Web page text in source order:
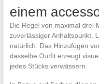
einem
Die Regel von maximal drei
zuverlässiger Anhaltspunkt.
natürlich. Das Hinzufügen
dasselbe Outfit erzeugt
jedes Stücks verwässern.